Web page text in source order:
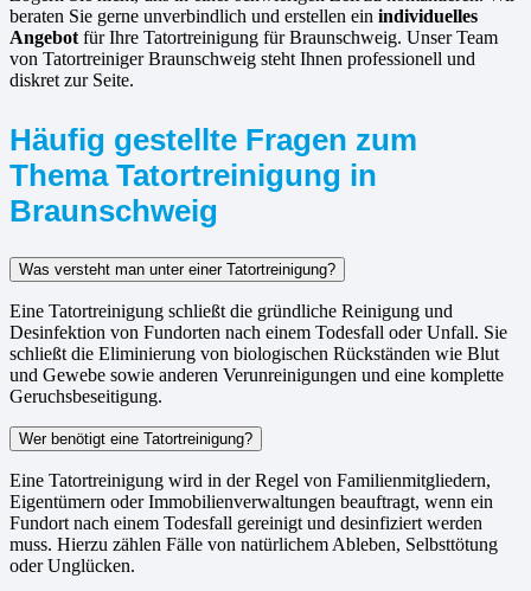
beraten Sie gerne unverbindlich und erstellen ein individuelles
Angebot für Ihre Tatortreinigung für Braunschweig. Unser Team
von Tatortreiniger Braunschweig steht Ihnen professionell und
diskret zur Seite.
Häufig gestellte Fragen zum
Thema Tatortreinigung in
Braunschweig
Was versteht man unter einer Tatortreinigung?
Eine Tatortreinigung schließt die gründliche Reinigung und
Desinfektion von Fundorten nach einem Todesfall oder Unfall. Sie
schließt die Eliminierung von biologischen Rückständen wie Blut
und Gewebe sowie anderen Verunreinigungen und eine komplette
Geruchsbeseitigung.
Wer benötigt eine Tatortreinigung?
Eine Tatortreinigung wird in der Regel von Familienmitgliedern,
Eigentümern oder Immobilienverwaltungen beauftragt, wenn ein
Fundort nach einem Todesfall gereinigt und desinfiziert werden
muss. Hierzu zählen Fälle von natürlichem Ableben, Selbsttötung
oder Unglücken.